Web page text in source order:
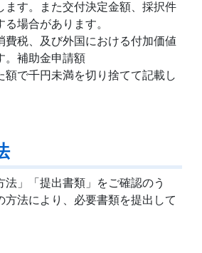
す。また交付決定金額、採択件
場合があります。
税、及び外国における付加価値
。補助金申請額
で千円未満を切り捨てて記載し
法」「提出書類」をご確認のう
方法により、必要書類を提出して